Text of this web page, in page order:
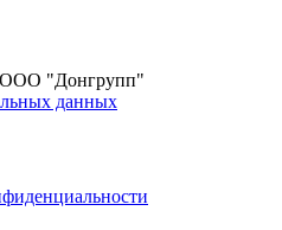
ООО "Донгрупп"
данных